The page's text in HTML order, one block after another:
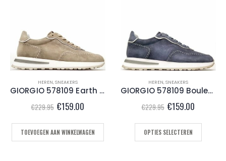
HEREN,SNEAKERS
GIORGIO 578109 Earth Taupe
€229.95 Oorspronkelijke
prijs
was:
€229.95.
€159.00
is:
€159.00.
TOEVOEGEN AAN WINKELWAGEN
HEREN,SNEAKERS
GIORGIO 578109 Boulevard Blue
€229.95 Oorspronkelijke
prijs
was:
€229.95.
€159.00
is:
OPTIES SELECTEREN